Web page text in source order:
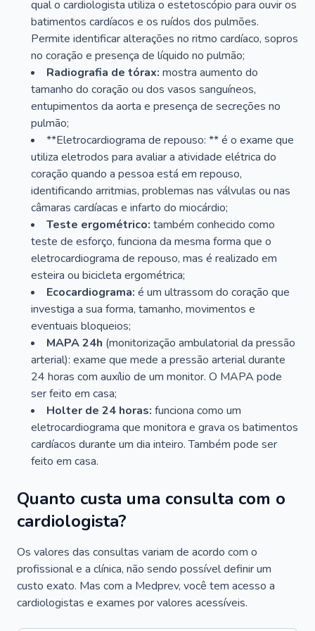
qual o cardiologista utiliza o estetoscópio para ouvir os
batimentos cardíacos e os ruídos dos pulmões.
Permite identificar alterações no ritmo cardíaco, sopros
no coração e presença de líquido no pulmão;
Radiografia de tórax: mostra aumento do
tamanho do coração ou dos vasos sanguíneos,
entupimentos da aorta e presença de secreções no
pulmão;
**Eletrocardiograma de repouso: ** é o exame que
utiliza eletrodos para avaliar a atividade elétrica do
coração quando a pessoa está em repouso,
identificando arritmias, problemas nas válvulas ou nas
câmaras cardíacas e infarto do miocárdio;
Teste ergométrico: também conhecido como
teste de esforço, funciona da mesma forma que o
eletrocardiograma de repouso, mas é realizado em
esteira ou bicicleta ergométrica;
Ecocardiograma: é um ultrassom do coração que
investiga a sua forma, tamanho, movimentos e
eventuais bloqueios;
MAPA 24h (monitorização ambulatorial da pressão
arterial): exame que mede a pressão arterial durante
24 horas com auxílio de um monitor. O MAPA pode
ser feito em casa;
Holter de 24 horas: funciona como um
eletrocardiograma que monitora e grava os batimentos
cardíacos durante um dia inteiro. Também pode ser
feito em casa.
Quanto custa uma consulta com o
cardiologista?
Os valores das consultas variam de acordo com o
profissional e a clínica, não sendo possível definir um
custo exato. Mas com a Medprev, você tem acesso a
cardiologistas e exames por valores acessíveis.